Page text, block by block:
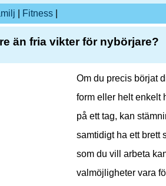
Fitness
än fria vikter för nybörjare?
Om du precis börjat
form eller helt enkelt
på ett tag, kan
samtidigt ha ett brett
som du vill arbeta
valmöjligheter vara